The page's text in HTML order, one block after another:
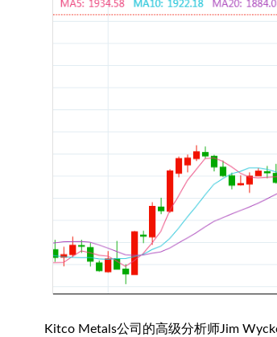
Kitco Metals公司的高级分析师Jim